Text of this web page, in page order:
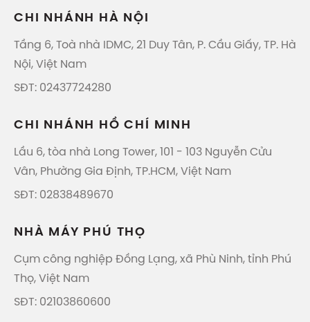
CHI NHÁNH HÀ NỘI
Tầng 6, Toà nhà IDMC, 21 Duy Tân, P. Cầu Giấy, TP. Hà
Nội, Việt Nam
SĐT: 02437724280
CHI NHÁNH HỒ CHÍ MINH
Lầu 6, tòa nhà Long Tower, 101 - 103 Nguyễn Cửu
Vân, Phường Gia Định, TP.HCM, Việt Nam
SĐT: 02838489670
NHÀ MÁY PHÚ THỌ
Cụm công nghiệp Đồng Lạng, xã Phù Ninh, tỉnh Phú
Thọ, Việt Nam
SĐT: 02103860600